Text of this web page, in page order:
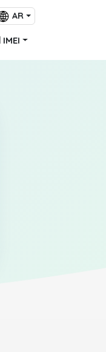
AR
الاستعلام عن رقم IMEI